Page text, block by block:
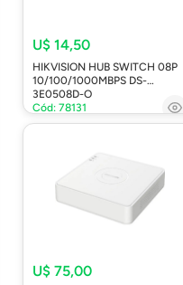
U$ 14,50
HIKVISION HUB SWITCH 08P
10/100/1000MBPS DS-
3E0508D-O
Cód: 78131
U$ 75,00